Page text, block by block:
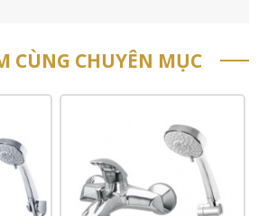
CÙNG CHUYÊN MỤC